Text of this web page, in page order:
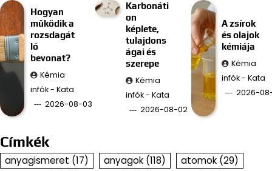
Hogyan
működik a
rozsdagát
ló
bevonat?
Kémia
infók - Kata
2026-08-03
Karbonáti
on
képlete,
tulajdons
ágai és
szerepe
Kémia
infók - Kata
2026-08-02
A zsírok
és olajok
kémiája
Kémia
infók - Kata
2026-
Címkék
anyagismeret (17) anyagok (118) atomok (29)